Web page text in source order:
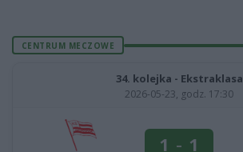
CENTRUM MECZOWE
34. kolejka - Ekstraklasa
2026-05-23, godz. 17:30
1 - 1